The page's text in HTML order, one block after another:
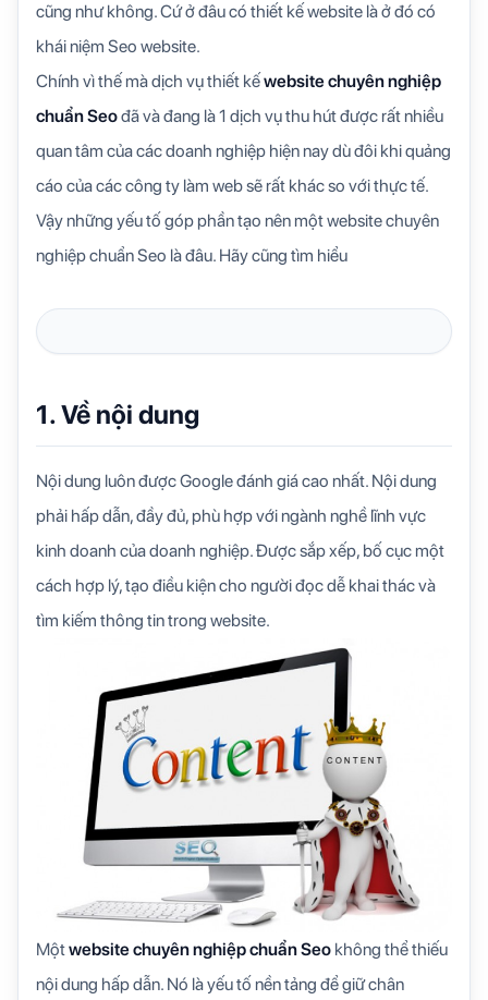
cũng như không. Cứ ở đâu có thiết kế website là ở đó có
khái niệm Seo website.
Chính vì thế mà dịch vụ thiết kếwebsite chuyên nghiệp
chuẩn Seođã và đang là 1 dịch vụ thu hút được rất nhiều
quan tâm của các doanh nghiệp hiện nay dù đôi khi quảng
cáo của các công ty làm web sẽ rất khác so với thực tế.
Vậy những yếu tố góp phần tạo nên một website chuyên
nghiệp chuẩn Seo là đâu. Hãy cũng tìm hiểu
1. Về nội dung
Nội dung luôn được Google đánh giá cao nhất. Nội dung
phải hấp dẫn, đầy đủ, phù hợp với ngành nghề lĩnh vực
kinh doanh của doanh nghiệp. Được sắp xếp, bố cục một
cách hợp lý, tạo điều kiện cho người đọc dễ khai thác và
tìm kiếm thông tin trong website.
Mộtwebsite chuyên nghiệp chuẩn Seo không thể thiếu
nội dung hấp dẫn. Nó là yếu tố nền tảng để giữ chân